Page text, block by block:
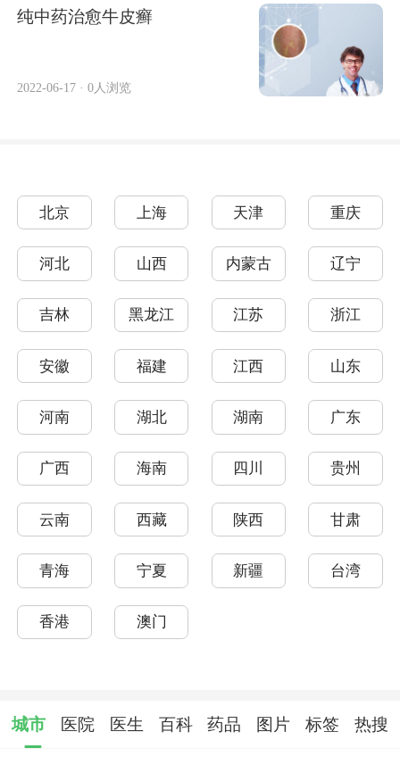
纯中药治愈牛皮癣
2022-06-17 · 0人浏览
北京 上海 天津 重庆
河北 山西 内蒙古 辽宁
吉林 黑龙江 江苏 浙江
安徽 福建 江西 山东
河南 湖北 湖南 广东
广西 海南 四川 贵州
云南 西藏 陕西 甘肃
青海 宁夏 新疆 台湾
香港 澳门
城市 医院 医生 百科 药品 图片 标签 热搜